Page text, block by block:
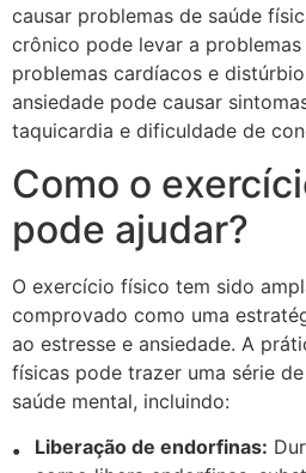
causar problemas de saúde
crônico pode levar a
problemas cardíacos e
ansiedade pode causar
taquicardia e dificuldade de
Como o
pode ajudar?
O exercício físico tem sido
comprovado como uma
ao estresse e ansiedade. A
físicas pode trazer uma série
saúde mental, incluindo:
Liberação de endorfinas: